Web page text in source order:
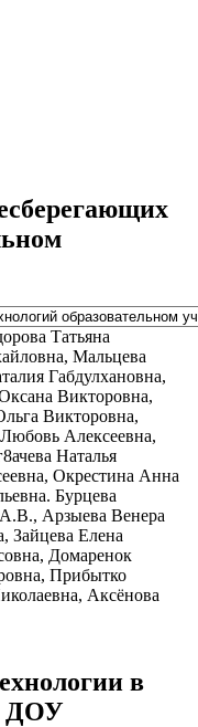
Татьяна
Мальцева
Габдулхановна,
Викторовна,
Викторовна,
Алексеевна,
Наталья
Окрестина Анна
Бурцева
Арзыева Венера
Зайцева Елена
Домаренок
Прибытко
Аксёнова
в
ДОУ